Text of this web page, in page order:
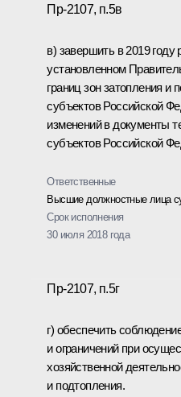
Пр-2107, п.5в
в) завершить в 2019
установленном
границ зон затопления и
субъектов Российской
изменений в документы
субъектов Российской
Ответственные
Высшие должностные лица
Срок исполнения
30 июля 2018 года
Пр-2107, п.5г
г) обеспечить
и ограничений при
хозяйственной
и подтопления.